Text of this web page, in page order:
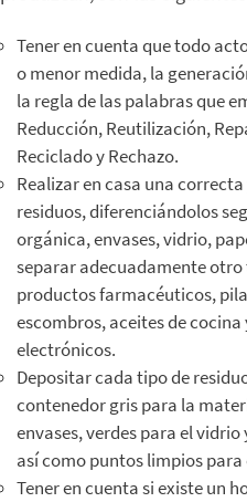
Tener en cuenta que todo
o menor medida, la
la regla de las palabras que
Reducción, Reutilización,
Reciclado y Rechazo.
Realizar en casa una
residuos, diferenciándolos
orgánica, envases, vidrio,
separar adecuadamente
productos farmacéuticos,
escombros, aceites de
electrónicos.
Depositar cada tipo de
contenedor gris para la
envases, verdes para el
así como puntos limpios
Tener en cuenta si existe un